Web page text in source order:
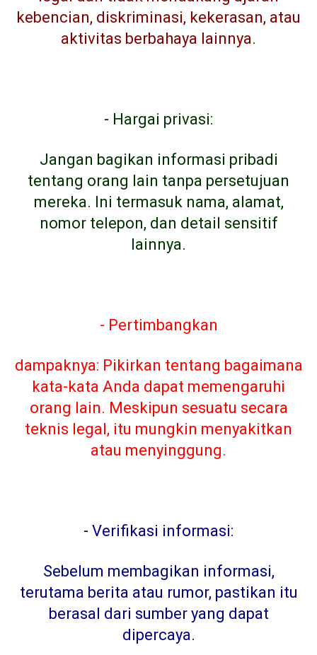
kebencian, diskriminasi, kekerasan, atau
aktivitas berbahaya lainnya.
- Hargai privasi:
Jangan bagikan informasi pribadi
tentang orang lain tanpa persetujuan
mereka. Ini termasuk nama, alamat,
nomor telepon, dan detail sensitif
lainnya.
- Pertimbangkan
dampaknya: Pikirkan tentang bagaimana
kata-kata Anda dapat memengaruhi
orang lain. Meskipun sesuatu secara
teknis legal, itu mungkin menyakitkan
atau menyinggung.
- Verifikasi informasi:
Sebelum membagikan informasi,
terutama berita atau rumor, pastikan itu
berasal dari sumber yang dapat
dipercaya.